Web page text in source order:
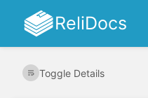
ReliDocs
Toggle Details